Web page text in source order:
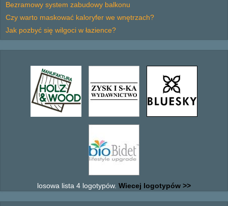
Bezramowy system zabudowy balkonu
Czy warto maskować kaloryfer we wnętrzach?
Jak pozbyć się wilgoci w łazience?
losowa lista 4 logotypów. Wiecej logotypów >>